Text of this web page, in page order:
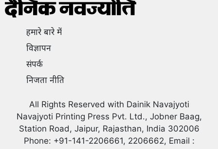
हमारे बारे में
विज्ञापन
संपर्क
निजता नीति
All Rights Reserved with Dainik Navajyoti
Navajyoti Printing Press Pvt. Ltd., Jobner Baag,
Station Road, Jaipur, Rajasthan, India 302006
Phone: +91-141-2206661, 2206662, Email :